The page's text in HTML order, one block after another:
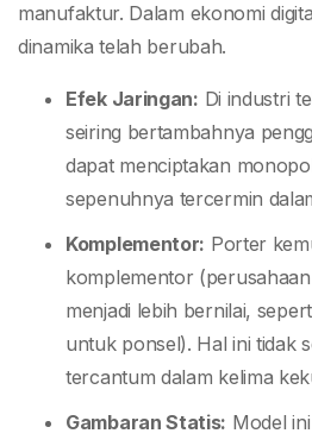
manufaktur. Dalam ekonomi
dinamika telah berubah.
Efek Jaringan: Di industri
seiring bertambahnya
dapat menciptakan
sepenuhnya tercermin
Komplementor: Porter
komplementor
menjadi lebih bernilai,
untuk ponsel). Hal ini tidak
tercantum dalam kelima
Gambaran Statis: Model